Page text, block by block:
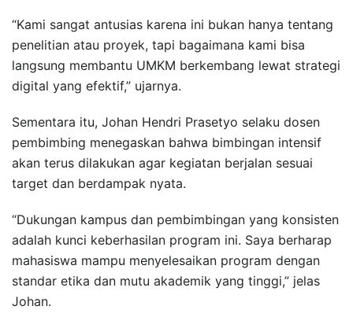
“Kami sangat antusias karena ini bukan hanya tentang
penelitian atau proyek, tapi bagaimana kami bisa
langsung membantu UMKM berkembang lewat strategi
digital yang efektif,” ujarnya.
Sementara itu, Johan Hendri Prasetyo selaku dosen
pembimbing menegaskan bahwa bimbingan intensif
akan terus dilakukan agar kegiatan berjalan sesuai
target dan berdampak nyata.
“Dukungan kampus dan pembimbingan yang konsisten
adalah kunci keberhasilan program ini. Saya berharap
mahasiswa mampu menyelesaikan program dengan
standar etika dan mutu akademik yang tinggi,” jelas
Johan.